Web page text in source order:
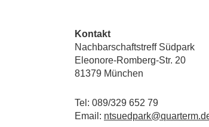
Kontakt
Nachbarschaftstreff Südpark
Eleonore-Romberg-Str. 20
81379 München
Tel: 089/329 652 79
Email: